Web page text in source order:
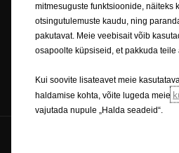
Esinduse otsing
Küsi hinnapakkumist
mitmesuguste funktsioonide, näiteks
otsingutulemuste kaudu, ning
pakutavat. Meie veebisait võib
osapoolte küpsiseid, et pakkuda teile
Kui soovite lisateavet meie
haldamise kohta, võite lugeda meie
vajutada nupule „Halda seadeid“.